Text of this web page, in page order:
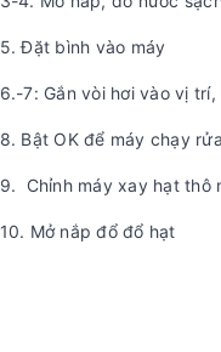
5. Đặt bình vào máy
6.-7: Gắn vòi hơi vào vị
8. Bật OK để máy chạy
9. Chỉnh máy xay hạt thô
10. Mở nắp đổ đổ hạt